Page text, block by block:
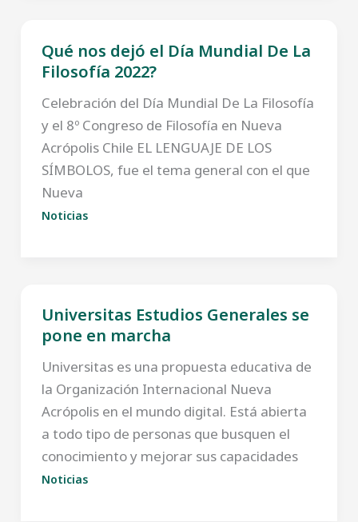
Qué nos dejó el Día Mundial De La
Filosofía 2022?
Celebración del Día Mundial De La Filosofía
y el 8º Congreso de Filosofía en Nueva
Acrópolis Chile EL LENGUAJE DE LOS
SÍMBOLOS, fue el tema general con el que
Nueva
Noticias
Universitas Estudios Generales se
pone en marcha
Universitas es una propuesta educativa de
la Organización Internacional Nueva
Acrópolis en el mundo digital. Está abierta
a todo tipo de personas que busquen el
conocimiento y mejorar sus capacidades
Noticias